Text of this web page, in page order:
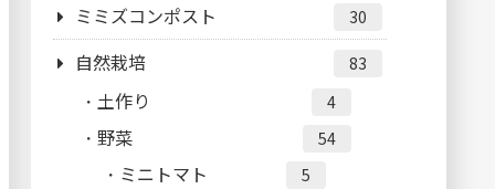
ミミズコンポスト 30
自然栽培 83
土作り 4
野菜 54
ミニトマト 5